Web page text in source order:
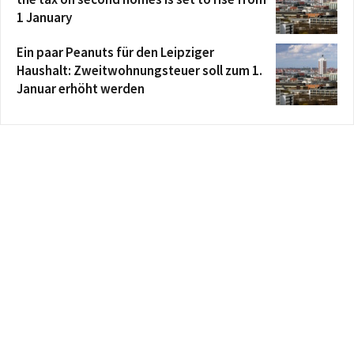
1 January
Ein paar Peanuts für den Leipziger
Haushalt: Zweitwohnungsteuer soll zum 1.
Januar erhöht werden